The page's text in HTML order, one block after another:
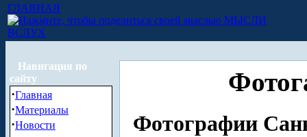
ГЛАВНАЯ
МЫСЛИ
ВСЛУХ
Навигация по
сайту
·Главная
·Материалы
·Новости Фотографии